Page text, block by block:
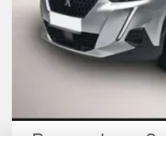
Peugeot 2008